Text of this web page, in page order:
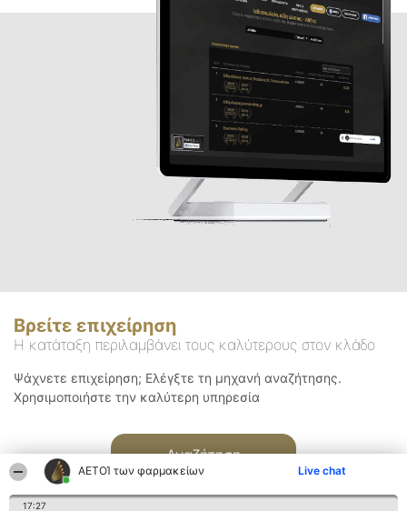
ΑΕΤΟΊ των φαρμακείων Live chat
17:27
Βρείτε επιχείρηση
Η κατάταξη περιλαμβάνει τους καλύτερους στον κλάδο
Ψάχνετε επιχείρηση; Ελέγξτε τη μηχανή αναζήτησης.
Χρησιμοποιήστε την καλύτερη υπηρεσία
Αναζήτηση